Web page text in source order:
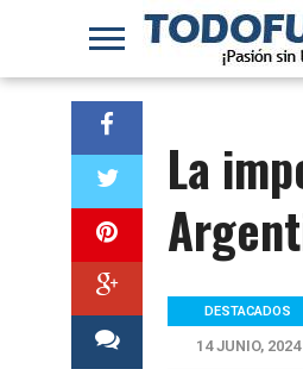
La
DESTACADOS
14 JUNIO, 2024